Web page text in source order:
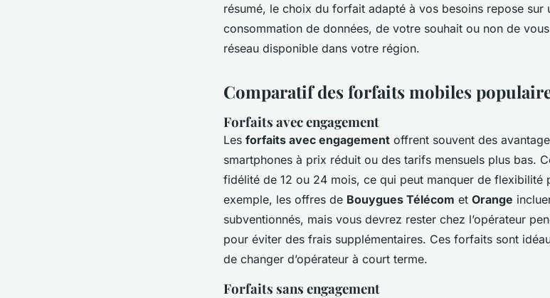
résumé, le choix du forfait adapté à vos besoins repose sur
consommation de données, de votre souhait ou non de
réseau disponible dans votre région.
Comparatif des forfaits mobiles
Forfaits avec engagement
Les forfaits avec engagement offrent souvent des
smartphones à prix réduit ou des tarifs mensuels plus bas.
fidélité de 12 ou 24 mois, ce qui peut manquer de flexibilité
exemple, les offres de Bouygues Télécom et Orange
subventionnés, mais vous devrez rester chez l’opérateur
pour éviter des frais supplémentaires. Ces forfaits sont
de changer d’opérateur à court terme.
Forfaits sans engagement